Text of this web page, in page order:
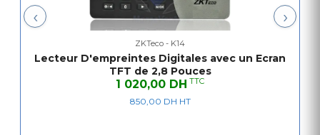
‹ ›
ZKTeco - K14
Lecteur D'empreintes Digitales avec un Ecran
TFT de 2,8 Pouces
1 020,00 DH TTC
850,00 DH HT